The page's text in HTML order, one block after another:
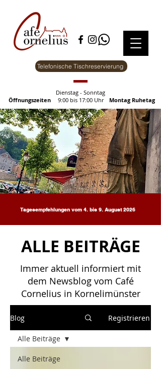
Telefonische Tischreservierung
Montag Ruhetag
Dienstag - Sonntag
9:00 bis 17:00 Uhr
Öffnungszeiten
Tagesempfehlungen vom 4. bis 9. August 2026
ALLE BEITRÄGE
Immer aktuell informiert mit
dem Newsblog vom Café
Cornelius in Kornelimünster
Blog Registrieren
Alle Beiträge
Alle Beiträge